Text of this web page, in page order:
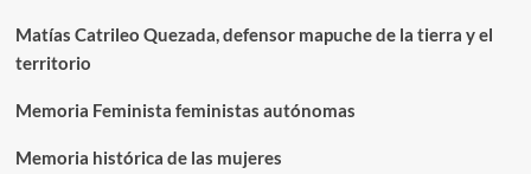
Matías Catrileo Quezada, defensor mapuche de la tierra y el
territorio
Memoria Feminista feministas autónomas
Memoria histórica de las mujeres